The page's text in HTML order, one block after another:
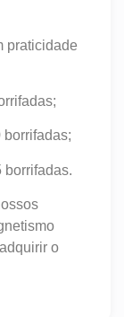
praticidade
borrifadas;
borrifadas.
o